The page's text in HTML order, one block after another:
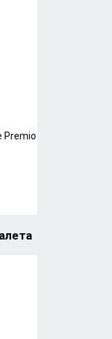
Ducky Hearts